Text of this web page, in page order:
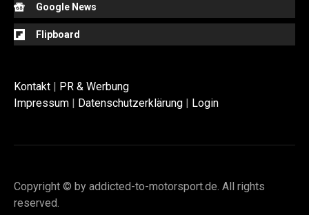
Google News
Flipboard
Kontakt | PR & Werbung
Impressum | Datenschutzerklärung | Login
Copyright © by addicted-to-motorsport.de. All rights
reserved.